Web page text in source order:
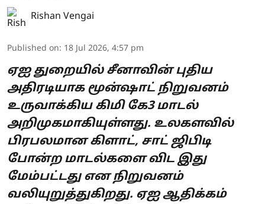
Rishan Vengai
Published on: 18 Jul 2026, 4:57 pm
ஏஐ துறையில் சீனாவின் புதிய
அதிரடியாக மூன்ஷாட் நிறுவனம்
உருவாக்கிய கிமி கே3 மாடல்
அறிமுகமாகியுள்ளது. உலகளவில்
பிரபலமான கிளாட், சாட் ஜிபிடி
போன்ற மாடல்களை விட இது
மேம்பட்டது என நிறுவனம்
வலியுறுத்துகிறது. ஏஐ ஆதிக்கம்